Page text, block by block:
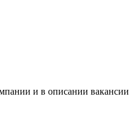
и в описании вакансии